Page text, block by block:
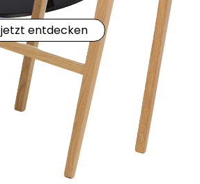
jetzt entdecken